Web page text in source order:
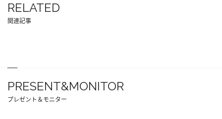
RELATED
関連記事
PRESENT&MONITOR
プレゼント＆モニター